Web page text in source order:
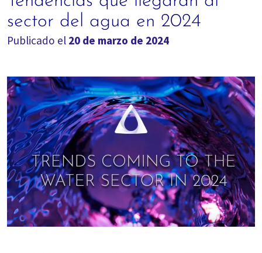
sector del agua en 2024
Publicado el 20 de marzo de 2024